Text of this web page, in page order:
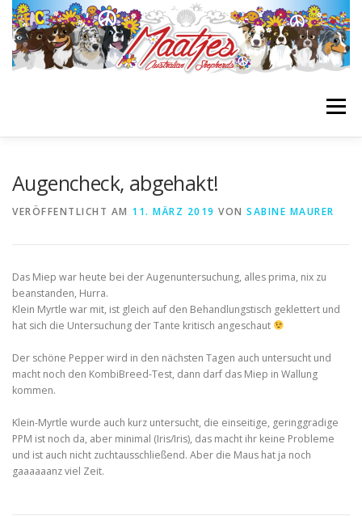
Zum
Inhalt
springen
Menü
LINKLIST
Augencheck, abgehakt!
VERÖFFENTLICHT AM 11. MÄRZ 2019 VON SABINE MAURER
Das Miep war heute bei der Augenuntersuchung, alles prima, nix zu
beanstanden, Hurra.
Klein Myrtle war mit, ist gleich auf den Behandlungstisch geklettert und
hat sich die Untersuchung der Tante kritisch angeschaut
Der schöne Pepper wird in den nächsten Tagen auch untersucht und
macht noch den KombiBreed-Test, dann darf das Miep in Wallung
kommen.
Klein-Myrtle wurde auch kurz untersucht, die einseitige, geringgradige
PPM ist noch da, aber minimal (Iris/Iris), das macht ihr keine Probleme
und ist auch nicht zuchtausschließend. Aber die Maus hat ja noch
gaaaaaanz viel Zeit.